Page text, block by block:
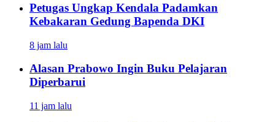
Petugas Ungkap Kendala Padamkan
Kebakaran Gedung Bapenda DKI
8 jam lalu
Alasan Prabowo Ingin Buku Pelajaran
Diperbarui
11 jam lalu